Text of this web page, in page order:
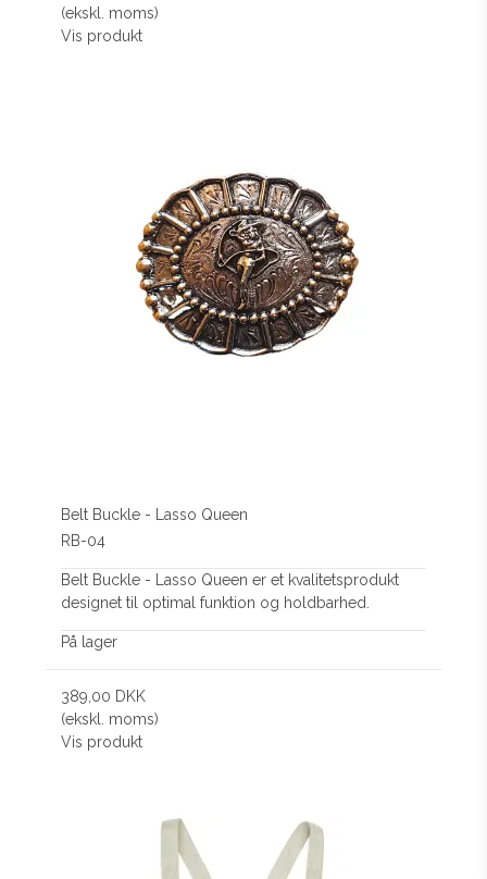
(ekskl. moms)
Vis produkt
Belt Buckle - Lasso Queen
RB-04
Belt Buckle - Lasso Queen er et kvalitetsprodukt
designet til optimal funktion og holdbarhed.
På lager
389,00 DKK
(ekskl. moms)
Vis produkt